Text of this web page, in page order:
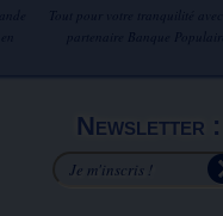
Newsletter :